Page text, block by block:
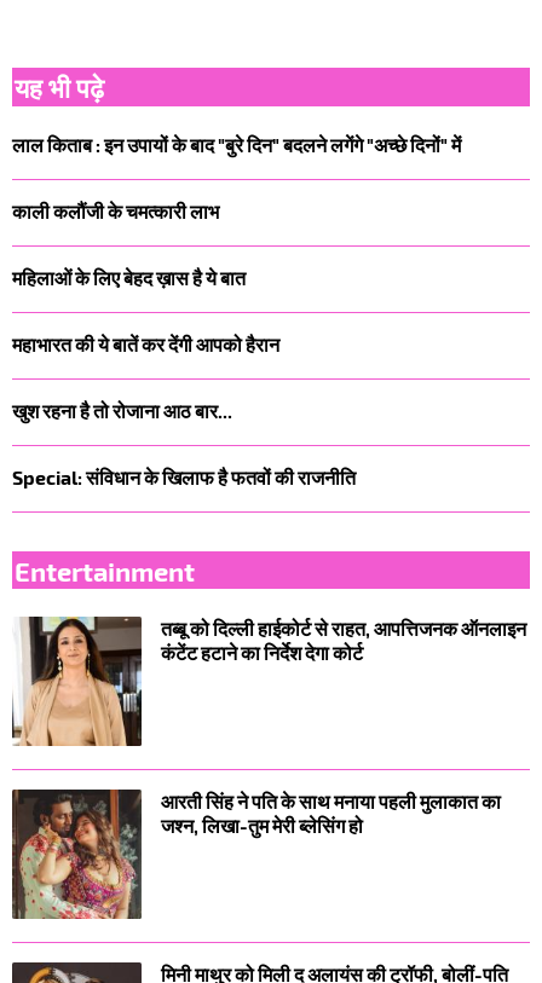
यह भी पढ़े
लाल किताब : इन उपायों के बाद "बुरे दिन" बदलने लगेंगे "अच्छे दिनों" में
काली कलौंजी के चमत्कारी लाभ
महिलाओं के लिए बेहद ख़ास है ये बात
महाभारत की ये बातें कर देंगी आपको हैरान
खुश रहना है तो रोजाना आठ बार...
Special: संविधान के खिलाफ है फतवों की राजनीति
Entertainment
तब्बू को दिल्ली हाईकोर्ट से राहत, आपत्तिजनक ऑनलाइन
कंटेंट हटाने का निर्देश देगा कोर्ट
आरती सिंह ने पति के साथ मनाया पहली मुलाकात का
जश्न, लिखा-तुम मेरी ब्लेसिंग हो
मिनी माथुर को मिली द अलायंस की ट्रॉफी, बोलीं-पति